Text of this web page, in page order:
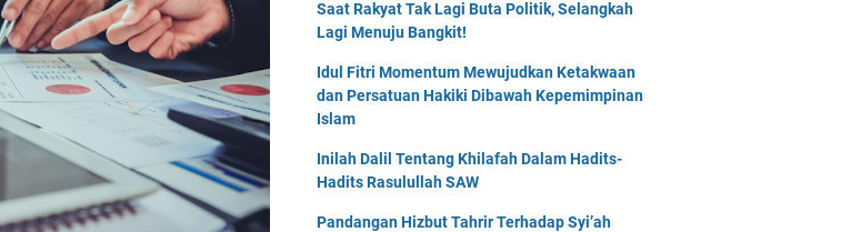
Saat Rakyat Tak Lagi Buta Politik, Selangkah
Lagi Menuju Bangkit!
Idul Fitri Momentum Mewujudkan Ketakwaan
dan Persatuan Hakiki Dibawah Kepemimpinan
Islam
Inilah Dalil Tentang Khilafah Dalam Hadits-
Hadits Rasulullah SAW
Pandangan Hizbut Tahrir Terhadap Syi’ah